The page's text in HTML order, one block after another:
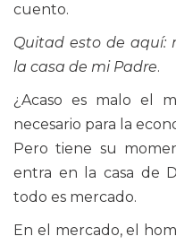
cuento.
Quitad esto de aquí:
la casa de mi Padre.
¿Acaso es malo el
necesario para la
Pero tiene su
entra en la casa de
todo es mercado.
En el mercado, el